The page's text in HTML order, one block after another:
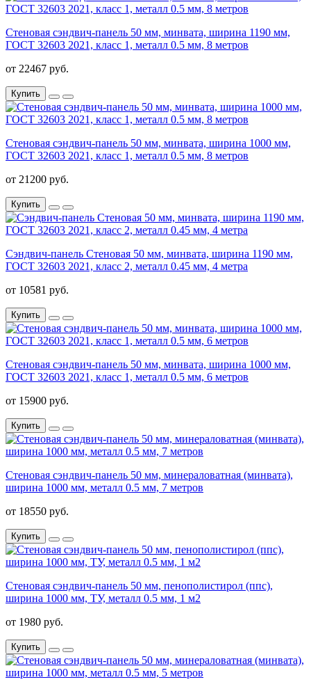
Стеновая сэндвич-панель 50 мм, минвата, ширина 1190 мм,
ГОСТ 32603 2021, класс 1, металл 0.5 мм, 8 метров
от 22467 руб.
Купить
Стеновая сэндвич-панель 50 мм, минвата, ширина 1000 мм,
ГОСТ 32603 2021, класс 1, металл 0.5 мм, 8 метров
от 21200 руб.
Купить
Сэндвич-панель Стеновая 50 мм, минвата, ширина 1190 мм,
ГОСТ 32603 2021, класс 2, металл 0.45 мм, 4 метра
от 10581 руб.
Купить
Стеновая сэндвич-панель 50 мм, минвата, ширина 1000 мм,
ГОСТ 32603 2021, класс 1, металл 0.5 мм, 6 метров
от 15900 руб.
Купить
Стеновая сэндвич-панель 50 мм, минераловатная (минвата),
ширина 1000 мм, металл 0.5 мм, 7 метров
от 18550 руб.
Купить
Стеновая сэндвич-панель 50 мм, пенополистирол (ппс),
ширина 1000 мм, ТУ, металл 0.5 мм, 1 м2
от 1980 руб.
Купить